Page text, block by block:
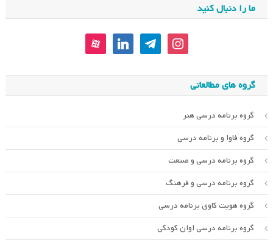
ما را دنبال کنید
instagram
telegram
linkedin
aparat
گروه های مطالعاتی
گروه برنامه درسی هنر
گروه فاوا و برنامه درسی
گروه برنامه درسی و صنعت
گروه برنامه درسی و فرهنگ
گروه هویت کاوی برنامه درسی
گروه برنامه درسی اوان کودکی